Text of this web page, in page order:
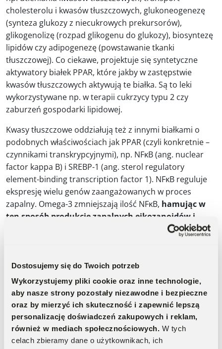
Dostosujemy się do Twoich potrzeb
Wykorzystujemy pliki cookie oraz inne technologie,
aby nasze strony pozostały niezawodne i bezpieczne
oraz by mierzyć ich skuteczność i zapewnić lepszą
personalizację doświadczeń zakupowych i reklam,
również w mediach społecznościowych. W tych
celach zbieramy dane o użytkownikach, ich
cholesterolu i kwasów tłuszczowych, glukoneogenezę
(synteza glukozy z niecukrowych prekursorów),
glikogenolizę (rozpad glikogenu do glukozy), biosyntezę
lipidów czy adipogenezę (powstawanie tkanki
tłuszczowej). Co ciekawe, projektuje się syntetyczne
aktywatory białek PPAR, które jakby w zastępstwie
kwasów tłuszczowych aktywują te białka. Są to leki
wykorzystywane np. w terapii cukrzycy typu 2 czy
zaburzeń gospodarki lipidowej.
Kwasy tłuszczowe oddziałują też z innymi białkami o
podobnych właściwościach jak PPAR (czyli konkretnie –
czynnikami transkrypcyjnymi), np. NFκB (ang. nuclear
factor kappa B) i SREBP-1 (ang. sterol regulatory
element-binding transcription factor 1). NFκB reguluje
ekspresję wielu genów zaangażowanych w proces
zapalny. Omega-3 zmniejszają ilość NFκB, hamując w
ten sposób produkcję zapalnych eikozanoidów i
Natomiast SREBP-1 jest głównym białkiem
(czyli przekształcenie glukozy do pirogronianu, dzięki
czemu produkowana jest energia). PUFA pochodzące z
żywności mogą hamować SREBP-1, co zmniejsza
ekspresję enzymów zaangażowanych w syntezę kwasów
tłuszczowych i syntezę PUFA. Mimo, że powyższy opis
genów których aktywność jest modyfikowana przez
kwasy tłuszczowe nie jest kompletny, pokazuje jak